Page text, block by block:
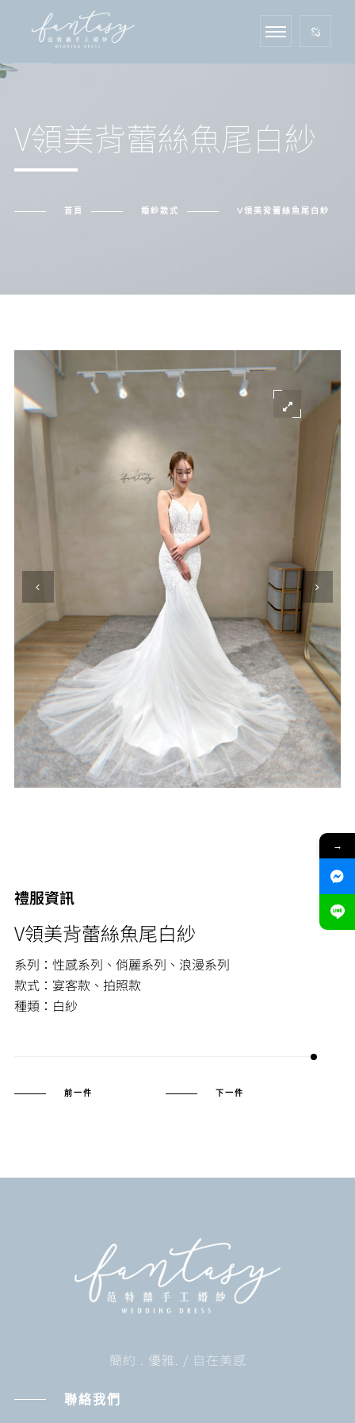
V領美背蕾絲魚尾白紗
首頁 婚紗款式 V領美背蕾絲魚尾白紗
禮服資訊
V領美背蕾絲魚尾白紗
系列：性感系列、俏麗系列、浪漫系列
款式：宴客款、拍照款
種類：白紗
前一件 下一件
簡約 . 優雅. / 自在美感
聯絡我們
→